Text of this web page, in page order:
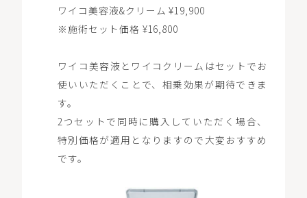
ワイコ美容液&クリーム ¥19,900
※施術セット価格 ¥16,800
ワイコ美容液とワイコクリームはセットでお
使いいただくことで、相乗効果が期待できま
す。
2つセットで同時に購入していただく場合、
特別価格が適用となりますので大変おすすめ
です。